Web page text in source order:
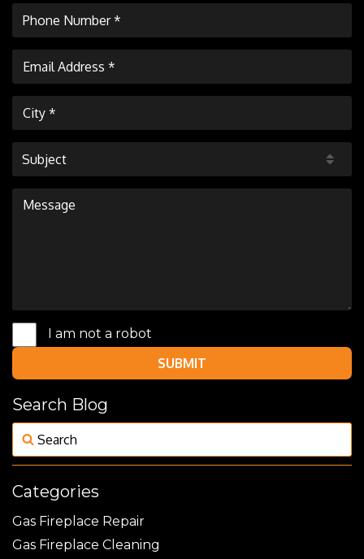
Subject
I am not a robot
SUBMIT
Search Blog
Categories
Gas Fireplace Repair
Gas Fireplace Cleaning